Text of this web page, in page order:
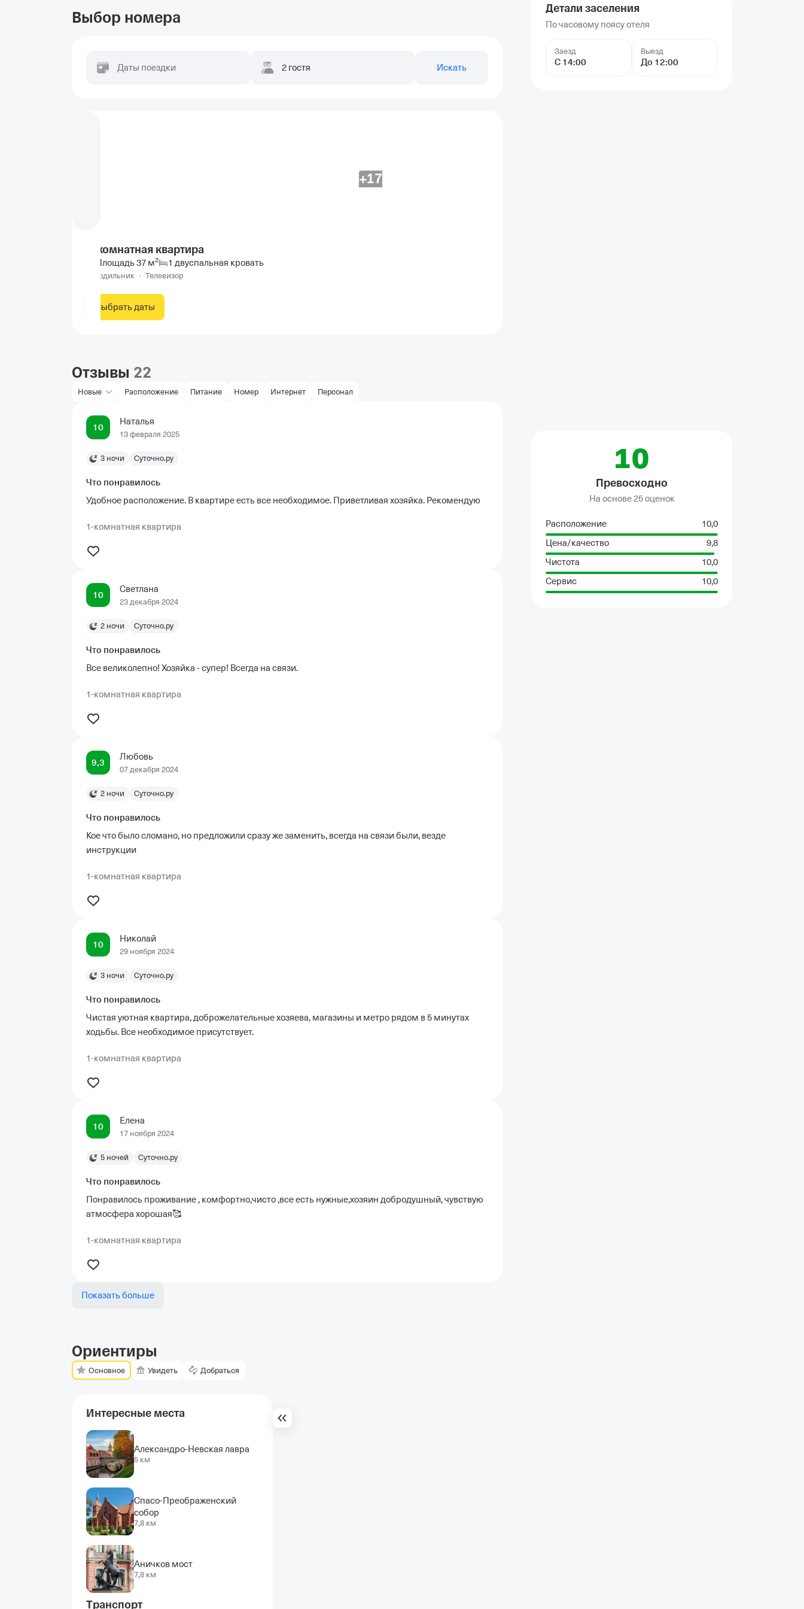
Детали заселения
По часовому поясу отеля
Заезд
С 14:00
Выезд
До 12:00
Выбор номера
Даты поездки 2 гостя Искать
+17
1-комнатная квартира
Площадь37 м2 1 двуспальная кровать
Холодильник • Телевизор
Выбрать даты
10
Превосходно
На основе 25 оценок
Расположение
10,0
Цена/качество
9,8
Чистота
10,0
Сервис
10,0
Отзывы 22
Новые Расположение Питание Номер Интернет Персонал
10
Наталья
13 февраля 2025
3 ночи Суточно.ру
Что понравилось
Удобное расположение. В квартире есть все необходимое. Приветливая хозяйка. Рекомендую
1-комнатная квартира
10
Светлана
23 декабря 2024
2 ночи Суточно.ру
Что понравилось
Все великолепно! Хозяйка - супер! Всегда на связи.
1-комнатная квартира
9,3
Любовь
07 декабря 2024
2 ночи Суточно.ру
Что понравилось
Кое что было сломано, но предложили сразу же заменить, всегда на связи были, везде
инструкции
1-комнатная квартира
10
Николай
29 ноября 2024
3 ночи Суточно.ру
Что понравилось
Чистая уютная квартира, доброжелательные хозяева, магазины и метро рядом в 5 минутах
ходьбы. Все необходимое присутствует.
1-комнатная квартира
10
Елена
17 ноября 2024
5 ночей Суточно.ру
Что понравилось
Понравилось проживание , комфортно,чисто ,все есть нужные,хозяин добродушный, чувствую
атмосфера хорошая🥰
1-комнатная квартира
Показать больше
Ориентиры
Основное Увидеть Добраться
Интересные места
Александро-Невская лавра
5 км
Спасо-Преображенский
собор
7,8 км
Аничков мост
7,8 км
Транспорт